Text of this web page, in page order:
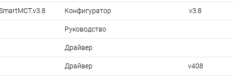
Конфигуратор v3.8
Руководство
Драйвер
Драйвер v408